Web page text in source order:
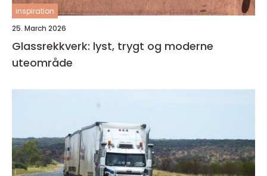
inspiration
25. March 2026
Glassrekkverk: lyst, trygt og moderne
uteområde